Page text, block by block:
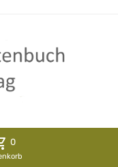
0